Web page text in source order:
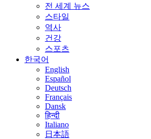
전 세계 뉴스
스타일
역사
건강
스포츠
한국어
English
Español
Deutsch
Français
Dansk
हिन्दी
Italiano
日本語